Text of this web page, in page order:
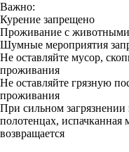
Важно:
Курение запрещено
Проживание с
Шумные мероприятия
Не оставляйте мусор,
проживания
Не оставляйте грязную
проживания
При сильном загрязнении
полотенцах, испачканная
возвращается